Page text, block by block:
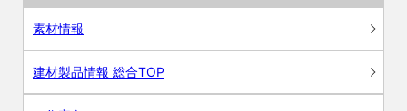
素材情報
建材製品情報 総合TOP